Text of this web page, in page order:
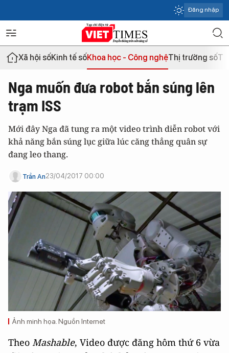
Đăng nhập
Xã hội sốKinh tế sốKhoa học - Công nghệThị trường số
Nga muốn đưa robot bắn súng lên
trạm ISS
Mới đây Nga đã tung ra một video trình diễn robot với
khả năng bắn súng lục giữa lúc căng thẳng quân sự
đang leo thang.
Trần An23/04/2017 00:00
Ảnh minh họa. Nguồn Internet
Theo Mashable, Video được đăng hôm thứ 6 vừa